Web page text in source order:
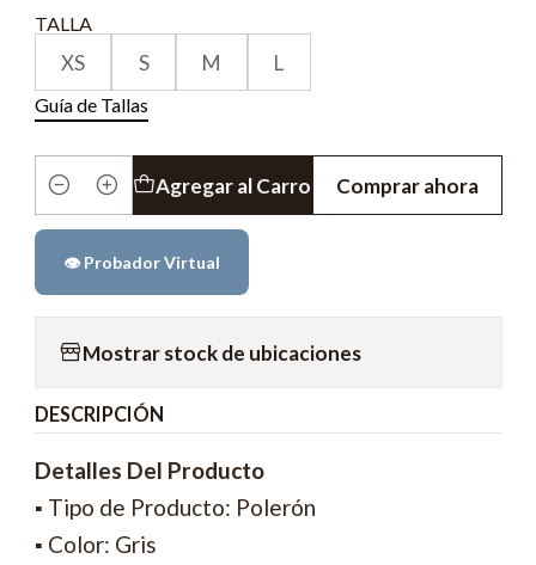
TALLA
XS S M L
Guía de Tallas
Cantidad
Agregar al Carro Comprar ahora
👁️ Probador Virtual
Mostrar stock de ubicaciones
DESCRIPCIÓN
Detalles Del Producto
▪ Tipo de Producto: Polerón
▪ Color: Gris